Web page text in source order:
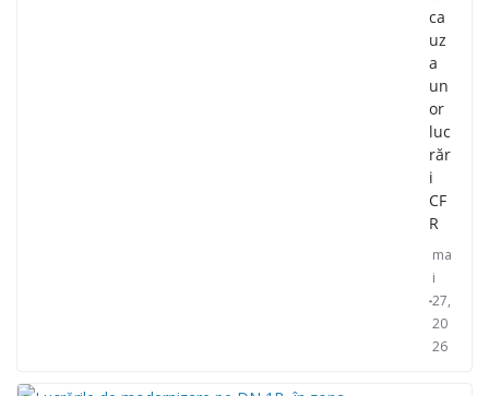
ca
uz
a
un
or
luc
răr
i
CF
R
ma
i
27,
20
26